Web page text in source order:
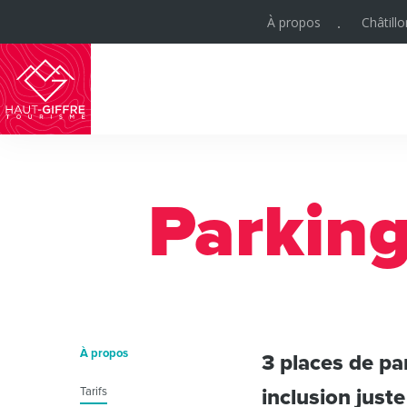
À propos
Haut-
Giffre
À propos
Tarifs
3 places de
inclusion